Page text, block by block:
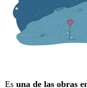
Es una de las obras